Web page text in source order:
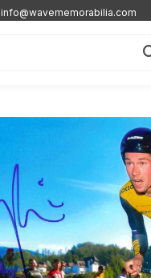
info@wavememorabilia.com